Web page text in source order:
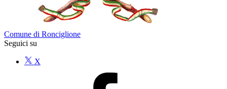
Comune di Ronciglione
Seguici su
X